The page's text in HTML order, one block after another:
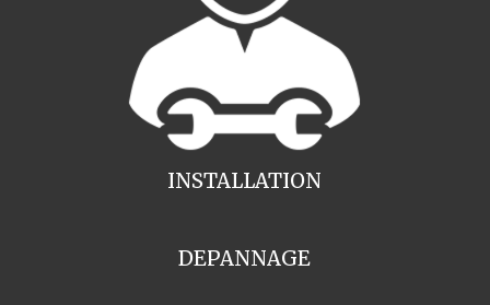
INSTALLATION
DEPANNAGE